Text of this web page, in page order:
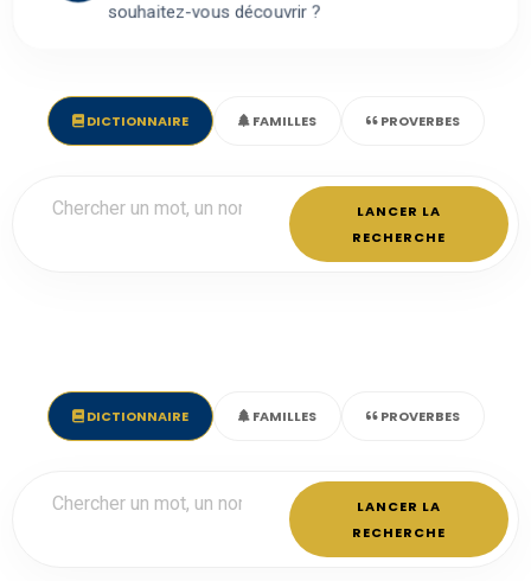
souhaitez-vous découvrir ?
DICTIONNAIRE FAMILLES PROVERBES
LANCER LA
RECHERCHE
DICTIONNAIRE FAMILLES PROVERBES
LANCER LA
RECHERCHE